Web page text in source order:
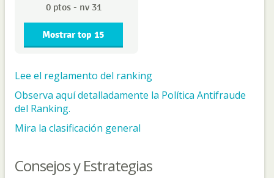
0 ptos - nv 31
Mostrar top 15
Lee el reglamento del ranking
Observa aquí detalladamente la Política Antifraude
del Ranking.
Mira la clasificación general
Consejos y Estrategias